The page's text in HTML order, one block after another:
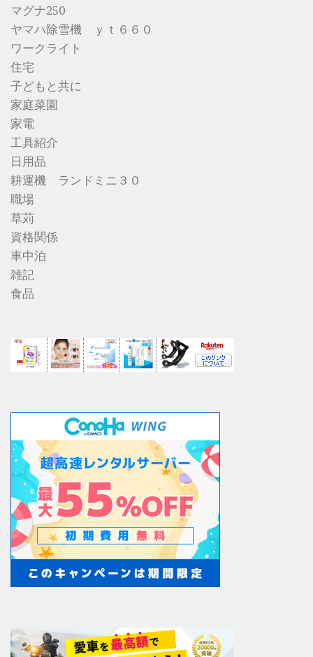
マグナ250
ヤマハ除雪機 ｙｔ６６０
ワークライト
住宅
子どもと共に
家庭菜園
家電
工具紹介
日用品
耕運機 ランドミニ３０
職場
草苅
資格関係
車中泊
雑記
食品